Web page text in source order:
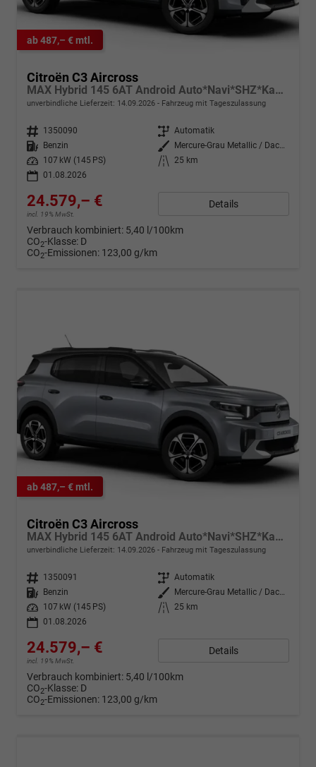
ab 487,– € mtl.
Citroën C3 Aircross
MAX Hybrid 145 6AT Android Auto*Navi*SHZ*Kamera*Totwinkel*Keyless*17"*Klimaauto
unverbindliche Lieferzeit: 14.09.2026 Fahrzeug mit Tageszulassung
Fahrzeugnr. 1350090 Getriebe Automatik
Kraftstoff
Benzin Außenfarbe
Mercure-Grau Metallic / Dach Schwarz
Leistung
107 kW (145 PS) Kilometerstand
25 km
01.08.2026
24.579,– €
incl. 19% MwSt.
Details
Verbrauch kombiniert: 5,40 l/100km
CO2-Klasse: D
CO2-Emissionen: 123,00 g/km
ab 487,– € mtl.
Citroën C3 Aircross
MAX Hybrid 145 6AT Android Auto*Navi*SHZ*Kamera*Totwinkel*Keyless*17"*Klimaauto
unverbindliche Lieferzeit: 14.09.2026 Fahrzeug mit Tageszulassung
Fahrzeugnr. 1350091 Getriebe Automatik
Kraftstoff
Benzin Außenfarbe
Mercure-Grau Metallic / Dach Schwarz
Leistung
107 kW (145 PS) Kilometerstand
25 km
01.08.2026
24.579,– €
incl. 19% MwSt.
Details
Verbrauch kombiniert: 5,40 l/100km
CO2-Klasse: D
CO2-Emissionen: 123,00 g/km